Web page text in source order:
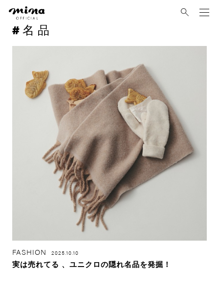
名品
FASHION 2025.10.10
実は売れてる 、ユニクロの隠れ名品を発掘！